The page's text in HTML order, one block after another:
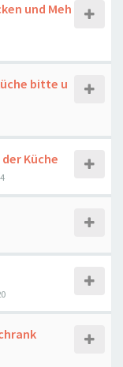
und Meh
bitte u
Küche